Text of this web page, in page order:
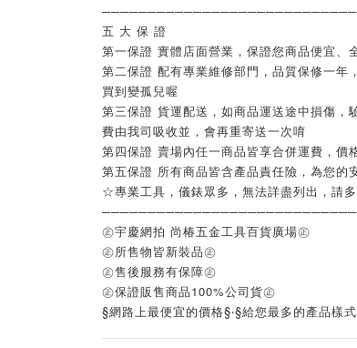
五 大 保 證
第一保證 實體店面營業，保證您商品便宜、
第二保證 配有專業維修部門，品質保修一年
買到變孤兒喔
第三保證 貨運配送，如商品運送途中損傷，
費由我司吸收並，會再重寄送一次唷
第四保證 賣場內任一商品皆享合併運費，價
第五保證 所有商品皆含產品責任險，為您的
☆專業工具，儀錶眾多，無法詳盡列出，請
㊣宇慶網拍 尚椿五金工具百貨廣場㊣
㊣所售物皆新裝品㊣
㊣售後服務有保障㊣
㊣保證販售商品100%公司貨㊣
§網路上最便宜的價格§‧§給您最多的產品樣